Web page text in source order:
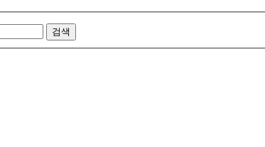
검색